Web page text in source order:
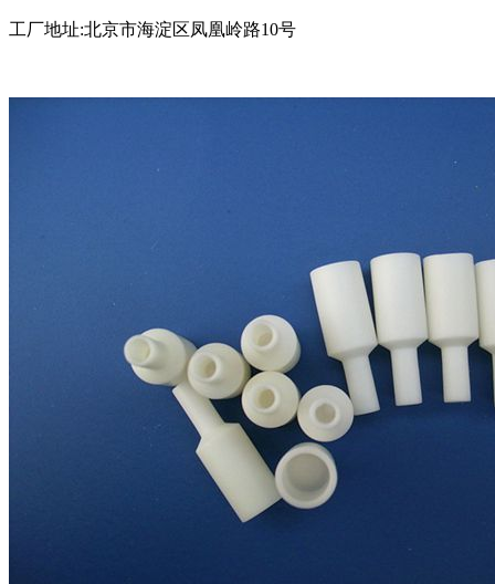
工厂地址:北京市海淀区凤凰岭路10号